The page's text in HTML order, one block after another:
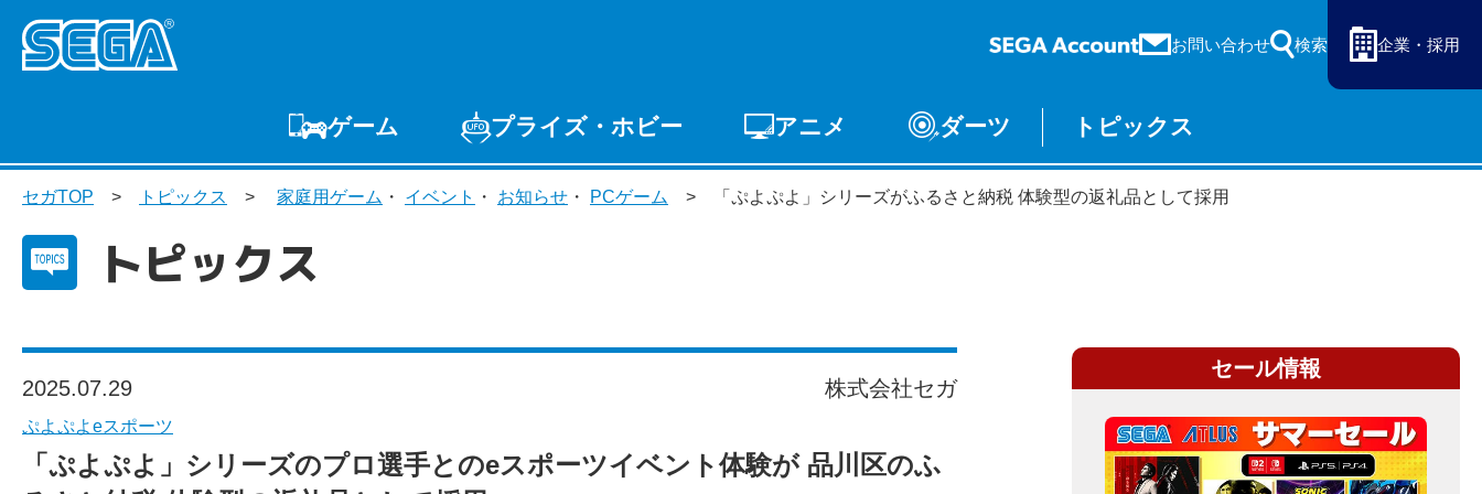
お問い合わせ 検索 企業・採用
ゲーム
ゲームTOP 家庭用ゲーム PCゲーム スマホゲーム アーケードゲーム
プライズ・ホビー
プライズ トイ S-FIRE セガ ラッキーくじ
セガ ラッキーくじ
オンライン
物販
アニメ ダーツ トピックス
セガTOP トピックス 家庭用ゲーム ・ イベント ・ お知らせ ・ PCゲーム 「ぷよぷよ」シリーズがふるさと納税 体験型の返礼品として採用
トピックス
2025.07.29 株式会社セガ
ぷよぷよeスポーツ
「ぷよぷよ」シリーズのプロ選手とのeスポーツイベント体験が 品川区のふ
セール情報